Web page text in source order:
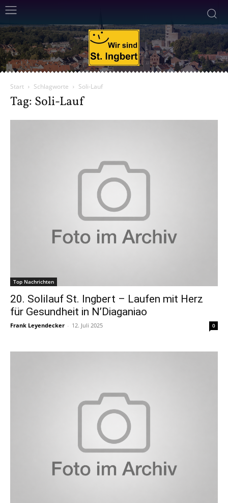
Start Schlagworte Soli-Lauf
Tag: Soli-Lauf
Top Nachrichten
20. Solilauf St. Ingbert – Laufen mit Herz
für Gesundheit in N’Diaganiao
Frank Leyendecker - 12. Juli 2025 0